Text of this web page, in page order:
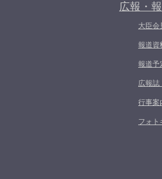
広報・
大臣会
報道資
報道予
広報誌
行事案
フォト